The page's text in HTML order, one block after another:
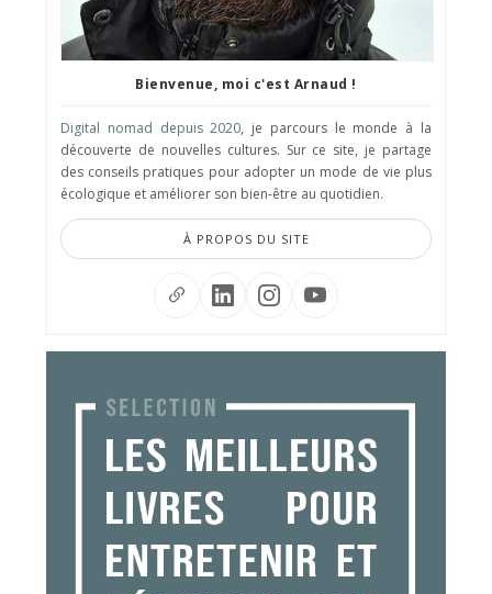
Bienvenue, moi c'est Arnaud !
Digital nomad depuis 2020, je parcours le monde à la
découverte de nouvelles cultures. Sur ce site, je partage
des conseils pratiques pour adopter un mode de vie plus
écologique et améliorer son bien-être au quotidien.
À PROPOS DU SITE